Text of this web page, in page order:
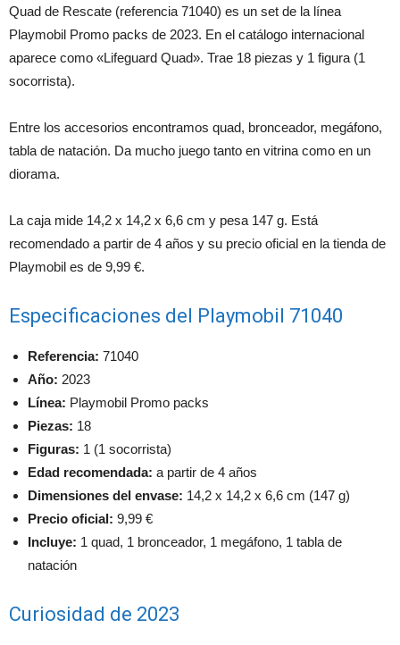
Quad de Rescate (referencia 71040) es un set de la línea
Playmobil Promo packs de 2023. En el catálogo internacional
aparece como «Lifeguard Quad». Trae 18 piezas y 1 figura (1
socorrista).
Entre los accesorios encontramos quad, bronceador, megáfono,
tabla de natación. Da mucho juego tanto en vitrina como en un
diorama.
La caja mide 14,2 x 14,2 x 6,6 cm y pesa 147 g. Está
recomendado a partir de 4 años y su precio oficial en la tienda de
Playmobil es de 9,99 €.
Especificaciones del Playmobil 71040
Referencia: 71040
Año: 2023
Línea: Playmobil Promo packs
Piezas: 18
Figuras: 1 (1 socorrista)
Edad recomendada: a partir de 4 años
Dimensiones del envase: 14,2 x 14,2 x 6,6 cm (147 g)
Precio oficial: 9,99 €
Incluye: 1 quad, 1 bronceador, 1 megáfono, 1 tabla de
natación
Curiosidad de 2023